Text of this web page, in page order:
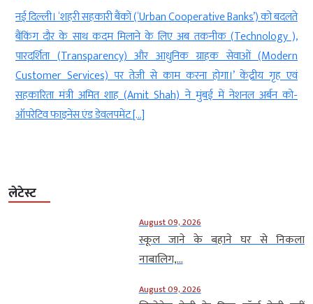
नई दिल्ली । प्रधानमंत्री नरेंद्र मोदी (Prime Minister Narendra Modi)के
IIT दिल्ली (Delhi)के 57वें दीक्षांत समारोह (convocation ceremony)में
शामिल होने के बाद अब कार्यक्रम से जुड़े कथित निर्देशों को लेकर राजनीतिक
विवाद खड़ा हो गया है। हैदराबाद से सांसद और AIMIM प्रमुख असदुद्दीन ओवैसी
ने मीडिया रिपोर्टों का हवाला देते हुए आरोप लगाया है कि […]
लेटेस्ट
August 09, 2026
स्कूल जाने के बहाने घर से निकला
नाबालिग,...
August 09, 2026